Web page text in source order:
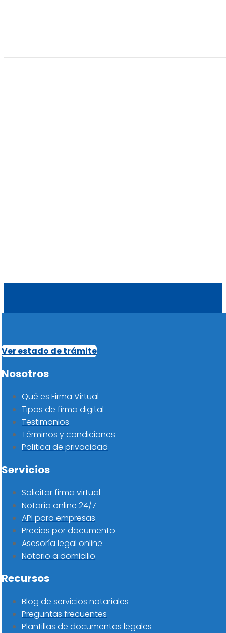
Ver estado de trámite
Nosotros
Qué es Firma Virtual
Tipos de firma digital
Testimonios
Términos y condiciones
Política de privacidad
Servicios
Solicitar firma virtual
Notaría online 24/7
API para empresas
Precios por documento
Asesoría legal online
Notario a domicilio
Recursos
Blog de servicios notariales
Preguntas frecuentes
Plantillas de documentos legales